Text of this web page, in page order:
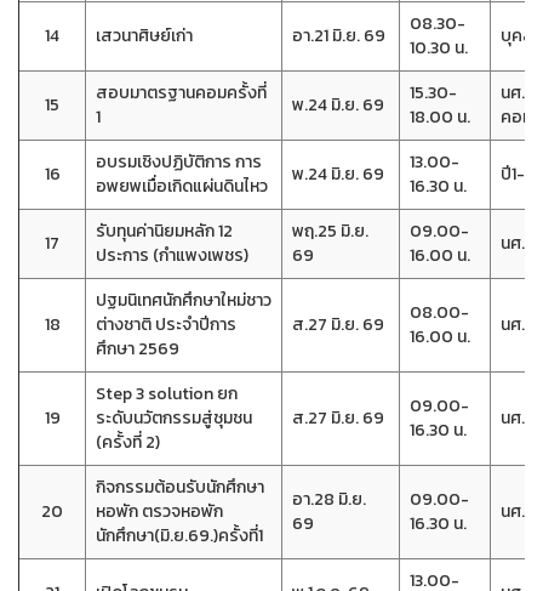
14 เสวนาศิษย์เก่า อา.21 มิ.ย. 69
08.30-
10.30 น.
บุคล
15
สอบมาตรฐานคอมครั้งที่
1
พ.24 มิ.ย. 69
15.30-
18.00 น.
นศ.ที่
คอม
16
อบรมเชิงปฏิบัติการ การ
อพยพเมื่อเกิดแผ่นดินไหว
พ.24 มิ.ย. 69
13.00-
16.30 น.
ปี1-
17
รับทุนค่านิยมหลัก 12
ประการ (กำแพงเพชร)
พฤ.25 มิ.ย.
69
09.00-
16.00 น.
นศ.ที่
18
ปฐมนิเทศนักศึกษาใหม่ชาว
ต่างชาติ ประจำปีการ
ศึกษา 2569
ส.27 มิ.ย. 69
08.00-
16.00 น.
นศ.ต่
19
Step 3 solution ยก
ระดับนวัตกรรมสู่ชุมชน
(ครั้งที่ 2)
ส.27 มิ.ย. 69
09.00-
16.30 น.
นศ.วิ
20
กิจกรรมต้อนรับนักศึกษา
หอพัก ตรวจหอพัก
นักศึกษา(มิ.ย.69.)ครั้งที่1
อา.28 มิ.ย.
69
09.00-
16.30 น.
นศ.ห
13.00-